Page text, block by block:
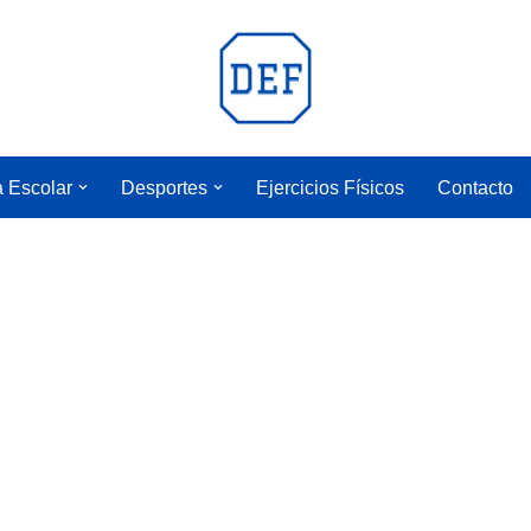
Escolar Desportes Ejercicios Físicos Contacto